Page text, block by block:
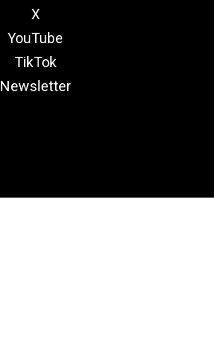
X
YouTube
TikTok
Newsletter